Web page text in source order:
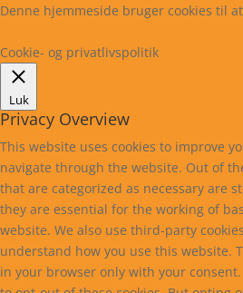
Denne hjemmeside bruger cookies til
Cookie- og privatlivspolitik
Luk
Privacy Overview
This website uses cookies to improve
navigate through the website. Out of
that are categorized as necessary are
they are essential for the working of
website. We also use third-party
understand how you use this website.
in your browser only with your